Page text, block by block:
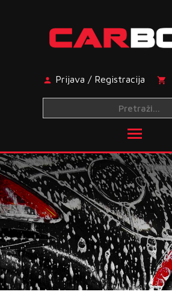
Prijava / Registracija